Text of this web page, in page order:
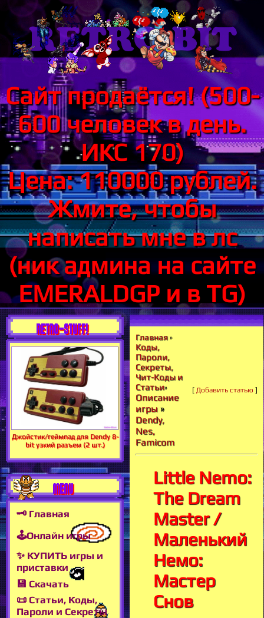
Сайт продаётся! (500-
600 человек в день.
ИКС 170)
Цена: 110000 рублей.
Жмите, чтобы
написать мне в лс
(ник админа на сайте
EMERALDGP и в TG)
RETRO-STUFF!
Джойстик/геймпад для Dendy 8-
bit узкий разъем (2 шт.)
MENU
🗝 Главная
🕹Онлайн игры
✨ КУПИТЬ игры и
приставки
💾 Скачать
📜 Статьи, Коды,
Пароли и Секреты
Главная »
Коды,
Пароли,
Секреты,
Чит-Коды и
Статьи»
Описание
игры »
Dendy,
Nes,
Famicom
[ Добавить статью ]
Little Nemo:
The Dream
Master /
Маленький
Немо:
Мастер
Снов